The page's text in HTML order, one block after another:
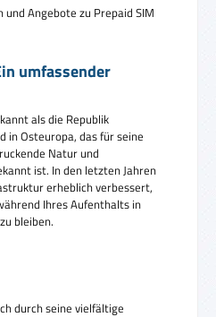
Angebote zu Prepaid SIM
umfassender
als die Republik
in Osteuropa, das für seine
Natur und
ist. In den letzten Jahren
erheblich verbessert,
Ihres Aufenthalts in
bleiben.
durch seine vielfältige